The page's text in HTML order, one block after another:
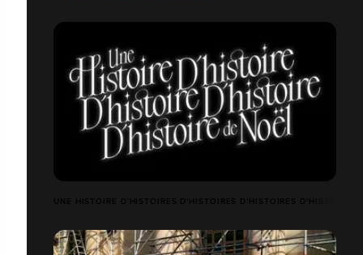
UNE HISTOIRE D'HISTOIRES D'HISTOIRES D'HISTOIRES D'HISTOIRES